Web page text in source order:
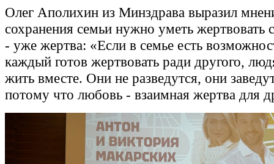
Олег Аполихин из Минздрава выразил
сохранения семьи нужно уметь жертвовать
- уже жертва: «Если в семье есть
каждый готов жертвовать ради другого,
жить вместе. Они не разведутся, они
потому что любовь - взаимная жертва для